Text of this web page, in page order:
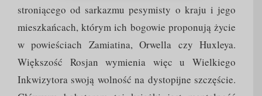
stroniącego od sarkazmu pesymisty o kraju i jego
mieszkańcach, którym ich bogowie proponują życie
w powieściach Zamiatina, Orwella czy Huxleya.
Większość Rosjan wymienia więc u Wielkiego
Inkwizytora swoją wolność na dystopijne szczęście.